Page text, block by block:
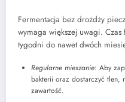
Fermentacja bez drożdży
wymaga większej uwagi.
tygodni do nawet dwóch
Regularne mieszanie: Aby
bakterii oraz dostarczyć tlen,
zawartość.